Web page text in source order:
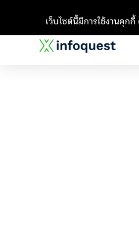
เว็บไซต์นี้มีการใช้งานคุก